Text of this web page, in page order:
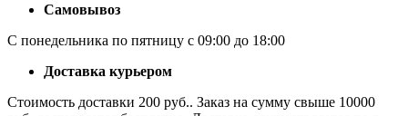
Самовывоз
С понедельника по пятницу с 09:00 до 18:00
Доставка курьером
Стоимость доставки 200 руб.. Заказ на сумму свыше 10000